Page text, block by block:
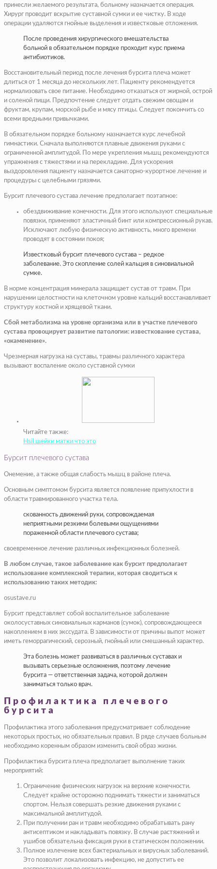
принесли желаемого результата, больному назначается операция.
Хирург проводит вскрытие суставной сумки и ее чистку. В ходе
операции удаляются гнойные выделения и известковые отложения.
После проведения хирургического вмешательства
больной в обязательном порядке проходит курс приема
антибиотиков.
Восстановительный период после лечения бурсита плеча может
длиться от 1 месяца до нескольких лет. Пациенту рекомендуется
нормализовать свое питание. Необходимо отказаться от жирной, острой
и соленой пищи. Предпочтение следует отдать свежим овощам и
фруктам, крупам, морской рыбе и мясу птицы. Следует покончить со
всеми вредными привычками.
В обязательном порядке больному назначается курс лечебной
гимнастики. Сначала выполняются плавные движения руками с
ограниченной амплитудой. По мере укрепления мышц рекомендуются
упражнения с тяжестями и на перекладине. Для ускорения
выздоровления пациенту назначается санаторно-курортное лечение и
процедуры с целебными грязями.
Бурсит плечевого сустава лечение предполагает поэтапное:
обездвиживание конечности. Для этого используют специальные
повязки, применяют эластичный бинт или компрессионный рукав.
Исключают любую физическую активность, много времени
проводят в состоянии покоя;
Известковый бурсит плечевого сустава – редкое
заболевание. Это скопление солей кальция в синовиальной
сумке.
В норме концентрация минерала защищает сустав от травм. При
нарушении целостности на клеточном уровне кальций восстанавливает
структуру костной и хрящевой ткани.
Сбой метаболизма на уровне организма или в участке плечевого
сустава провоцирует развитие патологии: известкование сустава,
«окаменение».
Чрезмерная нагрузка на суставы, травмы различного характера
вызывают воспаление около суставной сумки
Читайте также:
Hsil шейки матки что это
Бурсит плечевого сустава
​Онемение, а также общая слабость мышц в районе плеча. ​
​Основным симптомом бурсита является появление припухлости в
области травмированного участка тела.​
​скованность движений руки, сопровождаемая
неприятными резкими болевыми ощущениями
пораженной области плечевого сустава;​
​своевременное лечение различных инфекционных болезней.​
​В любом случае, такое заболевание как бурсит предполагает
использование комплексной терапии, которая сводиться к
использованию таких методик:​
osustave.ru
Бурсит представляет собой воспалительное заболевание
околосуставных синовиальных карманов (сумок), сопровождающееся
накоплением в них экссудата. В зависимости от причины выпот может
иметь геморрагический, серозный, гнойный или смешанный характер.
Эта болезнь может развиваться в различных суставах и
вызывать серьезные осложнения, поэтому лечение
бурсита — ответственная задача, которой должен
заниматься только врач.
Профилактика плечевого
бурсита
Профилактика этого заболевания предусматривает соблюдение
некоторых простых, но обязательных правил. В ряде случаев больным
необходимо коренным образом изменить свой образ жизни.
Профилактика бурсита плеча предполагает выполнение таких
мероприятий:
Ограничение физических нагрузок на верхние конечности.
Следует крайне осторожно поднимать тяжести и заниматься
спортом. Нельзя совершать резкие движения руками с
максимальной амплитудой.
При получении ран и травм необходимо обрабатывать рану
антисептиком и накладывать повязку. В случае растяжений и
ушибов обязательна фиксация руки в статическом положении.
Полное излечение всех бактериальных и вирусных заболеваний.
Это позволит локализовать инфекцию, не допустить ее